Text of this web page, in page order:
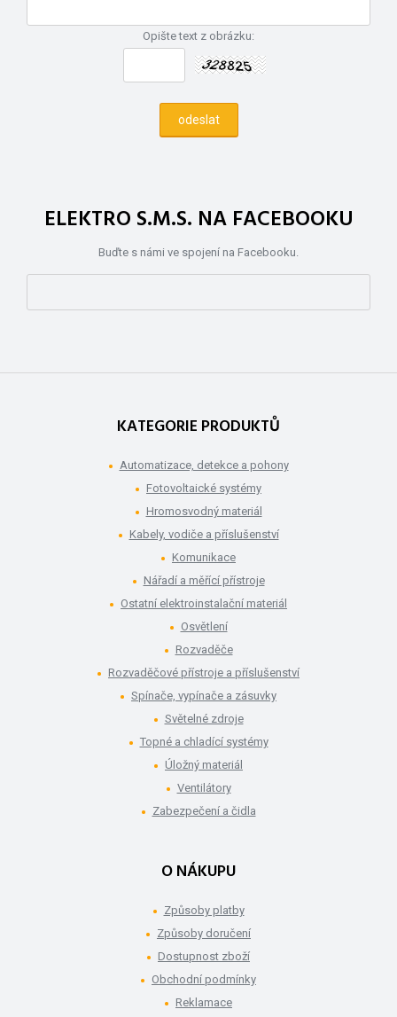
Opište text z obrázku:
ELEKTRO S.M.S. NA FACEBOOKU
Buďte s námi ve spojení na Facebooku.
KATEGORIE PRODUKTŮ
Automatizace, detekce a pohony
Fotovoltaické systémy
Hromosvodný materiál
Kabely, vodiče a příslušenství
Komunikace
Nářadí a měřící přístroje
Ostatní elektroinstalační materiál
Osvětlení
Rozvaděče
Rozvaděčové přístroje a příslušenství
Spínače, vypínače a zásuvky
Světelné zdroje
Topné a chladící systémy
Úložný materiál
Ventilátory
Zabezpečení a čidla
O NÁKUPU
Způsoby platby
Způsoby doručení
Dostupnost zboží
Obchodní podmínky
Reklamace